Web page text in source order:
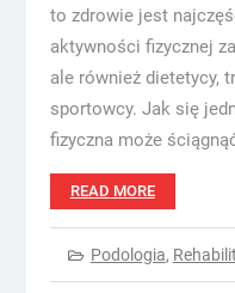
to zdrowie jest
aktywności fizycznej
ale również dietetycy,
sportowcy. Jak się
fizyczna może
READ MORE
Podologia,